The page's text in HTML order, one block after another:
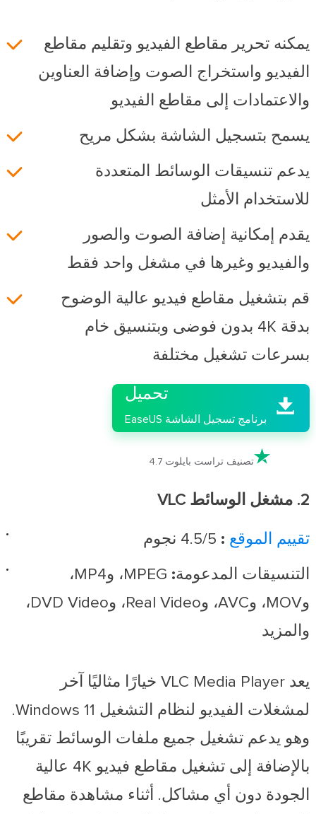
يمكنه تحرير مقاطع الفيديو وتقليم مقاطع
الفيديو واستخراج الصوت وإضافة العناوين
والاعتمادات إلى مقاطع الفيديو
يسمح بتسجيل الشاشة بشكل مريح
يدعم تنسيقات الوسائط المتعددة
للاستخدام الأمثل
يقدم إمكانية إضافة الصوت والصور
والفيديو وغيرها في مشغل واحد فقط
قم بتشغيل مقاطع فيديو عالية الوضوح
بدقة 4K بدون فوضى وبتنسيق خام
بسرعات تشغيل مختلفة


تحميل
برنامج تسجيل الشاشة EaseUS
تصنيف تراست بايلوت 4.7
2. مشغل الوسائط VLC
تقييم الموقع :
التنسيقات المدعومة:
MPEG، وMP4،
وMOV، وAVC، وReal Video، وDVD Video،
والمزيد
يعد VLC Media Player خيارًا مثاليًا آخر
لمشغلات الفيديو لنظام التشغيل Windows 11.
وهو يدعم تشغيل جميع ملفات الوسائط تقريبًا
بالإضافة إلى تشغيل مقاطع فيديو 4K عالية
الجودة دون أي مشاكل. أثناء مشاهدة مقاطع